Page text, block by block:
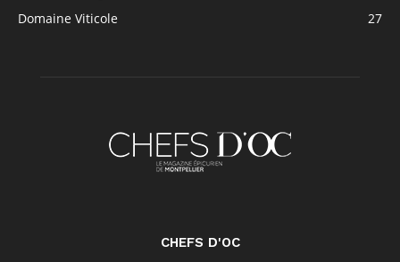
Domaine Viticole
27
CHEFS D'OC